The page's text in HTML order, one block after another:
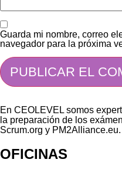
Guarda mi nombre, correo
navegador para la próxima
En CEOLEVEL somos
la preparación de los
Scrum.org y PM2Alliance.eu.
OFICINAS